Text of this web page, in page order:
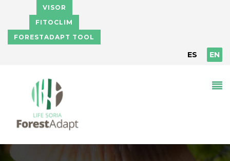
Skip to main content
VISOR
FITOCLIM
FORESTADAPT TOOL
ES EN